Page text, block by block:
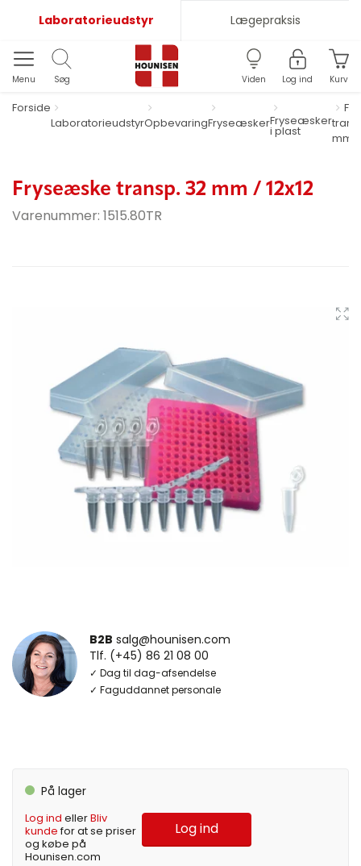
Laboratorieudstyr Lægepraksis
Menu Søg Viden Log ind Kurv
Forside
LaboratorieudstyrOpbevaringFryseæskerFryseæsker
i plast
mm /
Fryseæske transp. 32 mm / 12x12
Varenummer: 1515.80TR
B2B salg@hounisen.com
Tlf. (+45) 86 21 08 00
✓ Dag til dag-afsendelse
✓ Faguddannet personale
På lager
Log ind ellerBliv
kundefor at se priser
og købe på
Hounisen.com
Log ind